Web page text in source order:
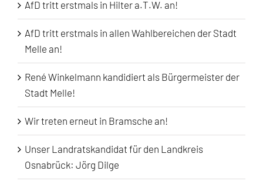
AfD tritt erstmals in Hilter a.T.W. an!
AfD tritt erstmals in allen Wahlbereichen der Stadt
Melle an!
René Winkelmann kandidiert als Bürgermeister der
Stadt Melle!
Wir treten erneut in Bramsche an!
Unser Landratskandidat für den Landkreis
Osnabrück: Jörg Dilge